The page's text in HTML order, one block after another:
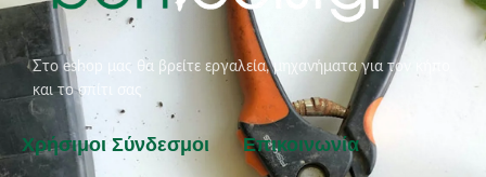
Στο eshop μας θα βρείτε εργαλεία, μηχανήματα για τον κήπο
και το σπίτι σας
Χρήσιμοι Σύνδεσμοι Επικοινωνία